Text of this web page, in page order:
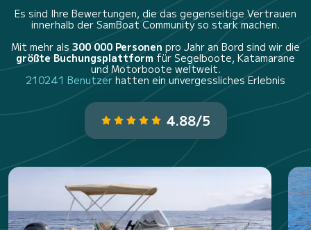
Es sind Ihre Bewertungen, die das gegenseitige Vertrauen
innerhalb der SamBoat Community so stark machen.
Mit mehr als 300 000 Personen pro Jahr an Bord sind wir die
größte Buchungsplattform für Segelboote, Katamarane
und Motorboote weltweit.
210241 Benutzer hatten ein unvergessliches Erlebnis
4.88/5